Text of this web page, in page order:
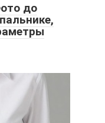
до